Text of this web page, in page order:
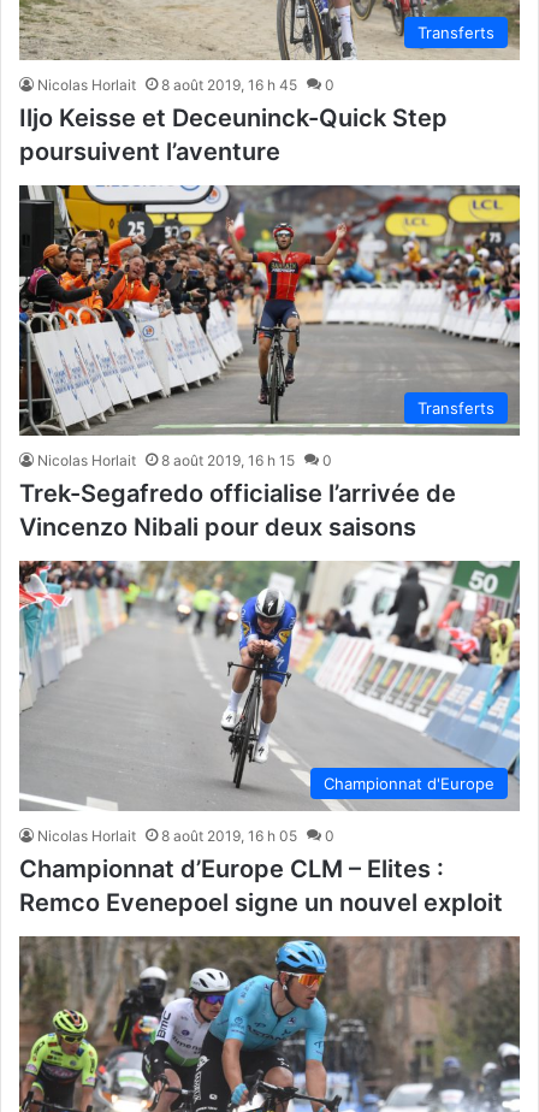
Transferts
Nicolas Horlait 8 août 2019, 16 h 45 0
Iljo Keisse et Deceuninck-Quick Step
poursuivent l’aventure
Transferts
Nicolas Horlait 8 août 2019, 16 h 15 0
Trek-Segafredo officialise l’arrivée de
Vincenzo Nibali pour deux saisons
Championnat d'Europe
Nicolas Horlait 8 août 2019, 16 h 05 0
Championnat d’Europe CLM – Elites :
Remco Evenepoel signe un nouvel exploit